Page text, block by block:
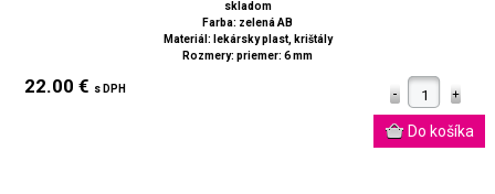
skladom
Farba: zelená AB
Materiál: lekársky plast, krištály
Rozmery: priemer: 6 mm
22.00 € s DPH